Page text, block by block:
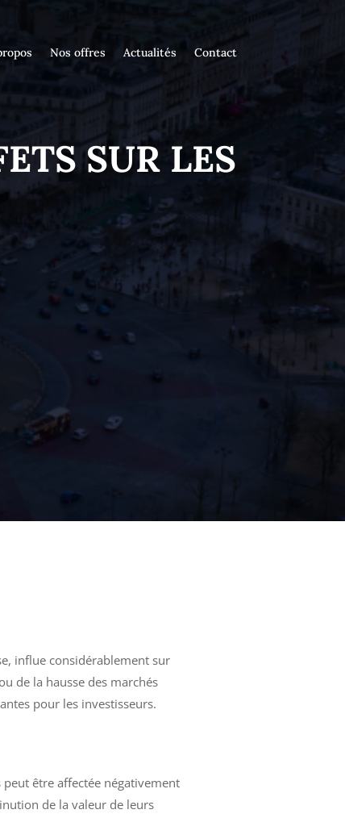
Nos offres Actualités Contact
SUR LES
influe considérablement sur
de la hausse des marchés
pour les investisseurs.
être affectée négativement
de la valeur de leurs